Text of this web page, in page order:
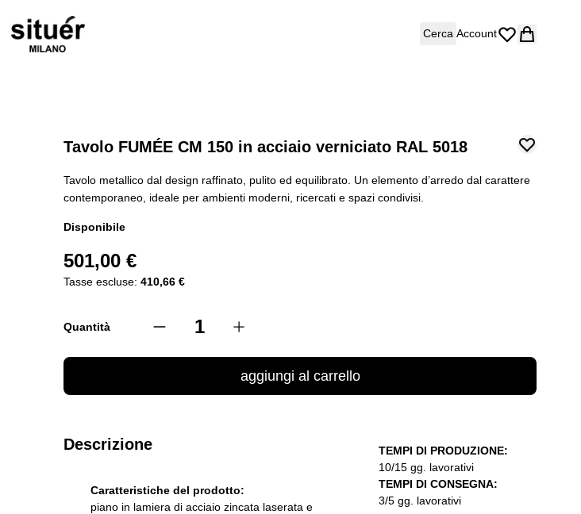
Cerca Account
Tavolo FUMÉE CM 150 in acciaio verniciato RAL 5018
Tavolo metallico dal design raffinato, pulito ed equilibrato. Un elemento d’arredo dal carattere
contemporaneo, ideale per ambienti moderni, ricercati e spazi condivisi.
Disponibile
501,00 €
Tasse escluse: 410,66 €
Quantità
aggiungi al carrello
Descrizione
Caratteristiche del prodotto:
piano in lamiera di acciaio zincata laserata e
TEMPI DI PRODUZIONE:
10/15 gg. lavorativi
TEMPI DI CONSEGNA:
3/5 gg. lavorativi